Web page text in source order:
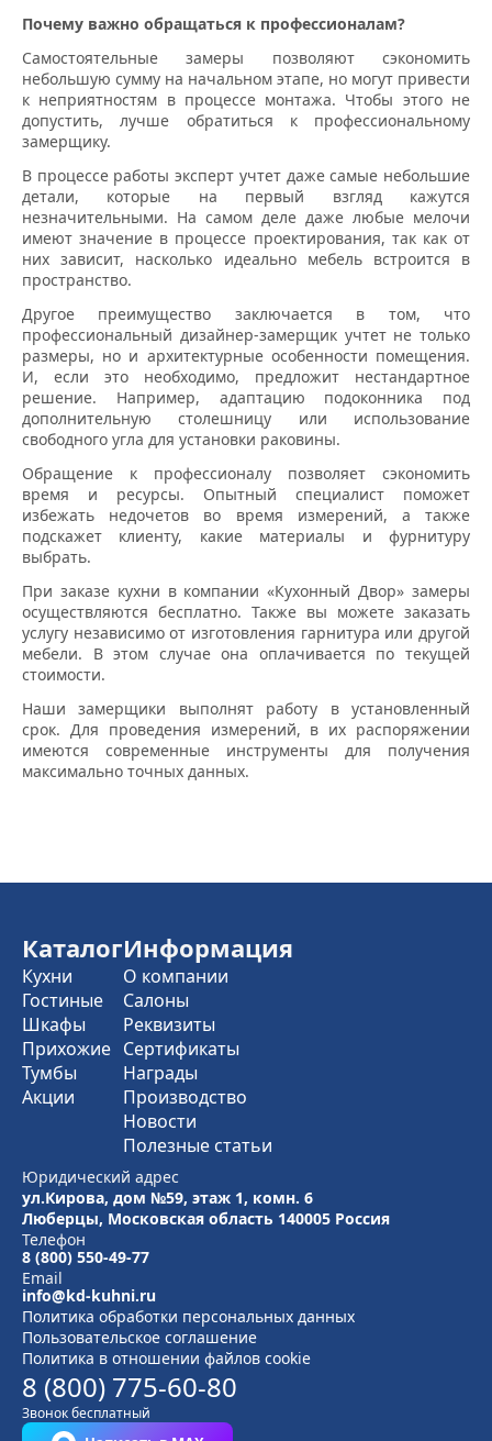
Почему важно обращаться к профессионалам?
Самостоятельные замеры позволяют сэкономить
небольшую сумму на начальном этапе, но могут привести
к неприятностям в процессе монтажа. Чтобы этого не
допустить, лучше обратиться к профессиональному
замерщику.
В процессе работы эксперт учтет даже самые небольшие
детали, которые на первый взгляд кажутся
незначительными. На самом деле даже любые мелочи
имеют значение в процессе проектирования, так как от
них зависит, насколько идеально мебель встроится в
пространство.
Другое преимущество заключается в том, что
профессиональный дизайнер-замерщик учтет не только
размеры, но и архитектурные особенности помещения.
И, если это необходимо, предложит нестандартное
решение. Например, адаптацию подоконника под
дополнительную столешницу или использование
свободного угла для установки раковины.
Обращение к профессионалу позволяет сэкономить
время и ресурсы. Опытный специалист поможет
избежать недочетов во время измерений, а также
подскажет клиенту, какие материалы и фурнитуру
выбрать.
При заказе кухни в компании «Кухонный Двор» замеры
осуществляются бесплатно. Также вы можете заказать
услугу независимо от изготовления гарнитура или другой
мебели. В этом случае она оплачивается по текущей
стоимости.
Наши замерщики выполнят работу в установленный
срок. Для проведения измерений, в их распоряжении
имеются современные инструменты для получения
максимально точных данных.
Каталог
Кухни
Гостиные
Шкафы
Прихожие
Тумбы
Акции
Информация
О компании
Салоны
Реквизиты
Сертификаты
Награды
Производство
Новости
Полезные статьи
Юридический адрес
ул.Кирова, дом №59, этаж 1, комн. 6
Люберцы, Московская область 140005 Россия
Телефон
8 (800) 550-49-77
Email
info@kd-kuhni.ru
Политика обработки персональных данных
Пользовательское соглашение
Политика в отношении файлов cookie
8 (800) 775-60-80
Звонок бесплатный